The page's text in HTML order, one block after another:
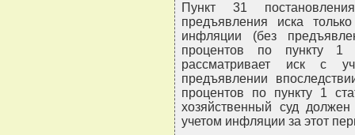
Пункт 31
предъявления иска
инфляции (без
процентов по пункту 1
рассматривает иск с
предъявлении
процентов по пункту 1
хозяйственный суд
учетом инфляции за этот